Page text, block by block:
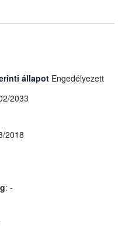
állapot Engedélyezett
2033
2018
: -